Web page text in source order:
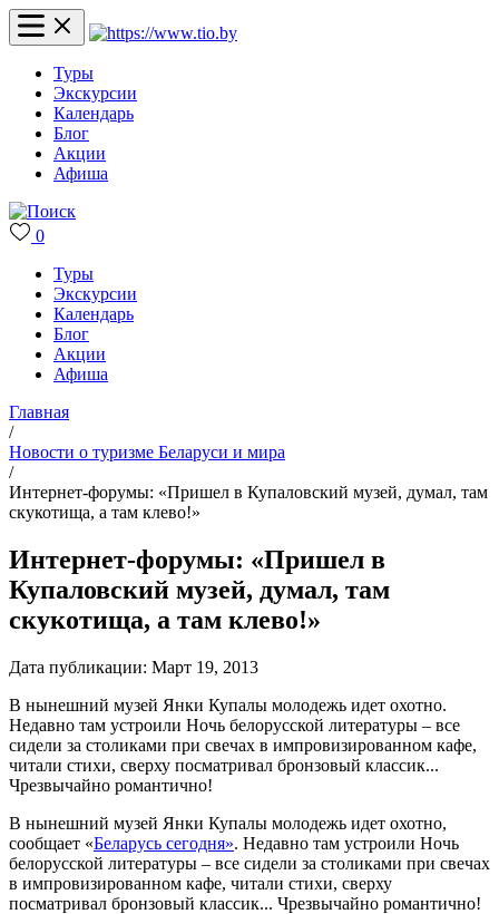
Туры
Экскурсии
Календарь
Блог
Акции
Афиша
0
Туры
Экскурсии
Календарь
Блог
Акции
Афиша
Главная
/
Новости о туризме Беларуси и мира
/
Интернет-форумы: «Пришел в Купаловский музей, думал, там
скукотища, а там клево!»
Интернет-форумы: «Пришел в
Купаловский музей, думал, там
скукотища, а там клево!»
Дата публикации: Март 19, 2013
В нынешний музей Янки Купалы молодежь идет охотно.
Недавно там устроили Ночь белорусской литературы – все
сидели за столиками при свечах в импровизированном кафе,
читали стихи, сверху посматривал бронзовый классик...
Чрезвычайно романтично!
В нынешний музей Янки Купалы молодежь идет охотно,
сообщает «Беларусь сегодня». Недавно там устроили Ночь
белорусской литературы – все сидели за столиками при свечах
в импровизированном кафе, читали стихи, сверху
посматривал бронзовый классик... Чрезвычайно романтично!